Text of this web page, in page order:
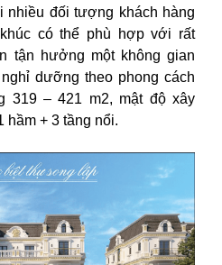
nhiều đối tượng khách hàng
có thể phù hợp với rất
tận hưởng một không gian
dưỡng theo phong cách
319 – 421 m2, mật độ xây
hầm + 3 tầng nổi.